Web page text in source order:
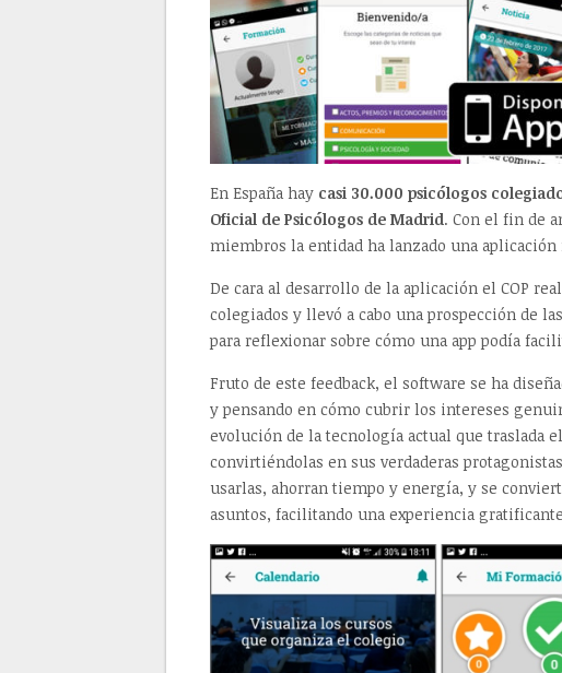
En España hay casi 30.000 psicólogos
Oficial de Psicólogos de Madrid. Con el fin de
miembros la entidad ha lanzado una
De cara al desarrollo de la aplicación el COP
colegiados y llevó a cabo una prospección de
para reflexionar sobre cómo una app podía
Fruto de este feedback, el software se ha
y pensando en cómo cubrir los intereses
evolución de la tecnología actual que traslada
convirtiéndolas en sus verdaderas
usarlas, ahorran tiempo y energía, y se
asuntos, facilitando una experiencia